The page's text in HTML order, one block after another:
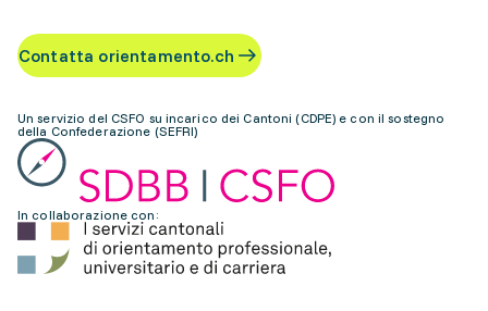
Contatta orientamento.ch
Un servizio del CSFO su incarico dei Cantoni (CDPE) e con il sostegno
della Confederazione (SEFRI)
In collaborazione con: